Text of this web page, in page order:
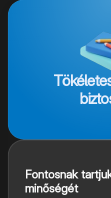
Fontosnak
minőségét